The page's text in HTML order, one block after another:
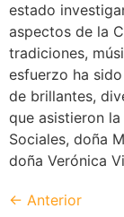
estado
aspectos de la
tradiciones,
esfuerzo ha
de brillantes,
que asistieron
Sociales, doña
doña Verónica
← Anterior